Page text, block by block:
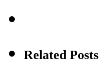
Related Posts